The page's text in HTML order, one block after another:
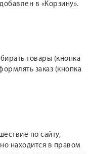
в «Корзину».
товары (кнопка
заказ (кнопка
по сайту,
находится в правом